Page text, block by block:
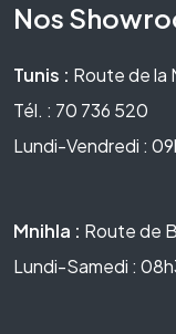
Nos
Tunis : Route de la
Tél. : 70 736 520
Lundi-Vendredi :
Mnihla : Route de
Lundi-Samedi :